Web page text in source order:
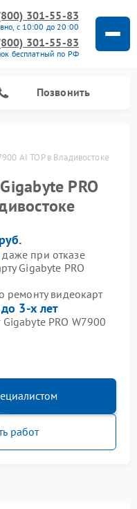
301-55-83
с 10:00 до 20:00
301-55-83
бесплатный по РФ
Позвонить
AI TOP в Владивостоке
PRO
даже при отказе
Gigabyte PRO
ремонту видеокарт
до 3-х лет
PRO W7900
работ